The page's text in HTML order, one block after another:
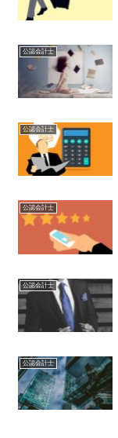
公認会計士
公認会計士
公認会計士
公認会計士
公認会計士